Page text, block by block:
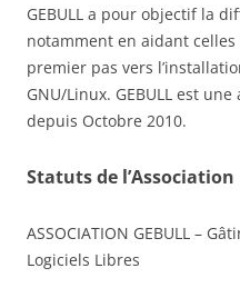
GEBULL a pour objectif la
notamment en aidant
premier pas vers
GNU/Linux. GEBULL est
depuis Octobre 2010.
Statuts de l’Association
ASSOCIATION GEBULL –
Logiciels Libres